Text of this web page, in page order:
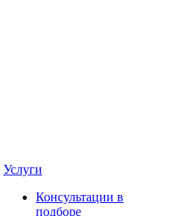
Услуги
Консультации в
подборе